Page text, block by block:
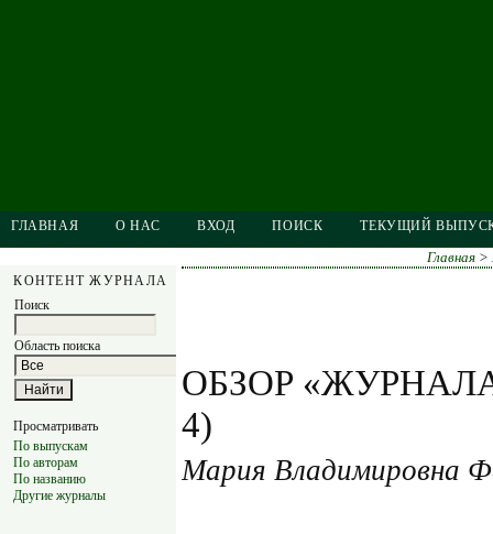
КОНТЕНТ ЖУРНАЛА
Поиск
Область поиска
Просматривать
По выпускам
По авторам
По названию
Другие журналы
ГЛАВНАЯ О НАС ВХОД ПОИСК ТЕКУЩИЙ
Главная >
ОБЗОР
4)
Мария Владимировна